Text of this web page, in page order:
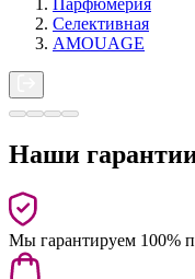
Парфюмерия
Селективная
AMOUAGE
Наши
Мы гарантируем 100%